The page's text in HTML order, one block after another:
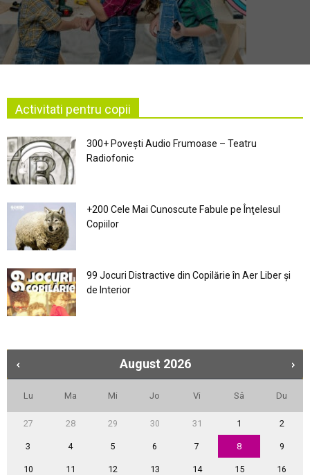
Activitati pentru copii
300+ Povești Audio Frumoase – Teatru
Radiofonic
+200 Cele Mai Cunoscute Fabule pe Înţelesul
Copiilor
99 Jocuri Distractive din Copilărie în Aer Liber şi
de Interior
August 2026
Lu Ma Mi Jo Vi Sâ Du
27 28 29 30 31 1 2
3 4 5 6 7 8 9
10 11 12 13 14 15 16